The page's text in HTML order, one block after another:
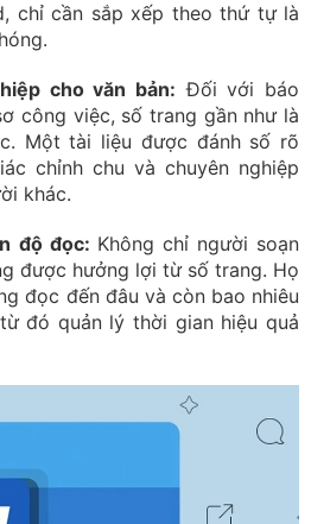
chỉ cần sắp xếp theo thứ tự là
cho văn bản: Đối với báo
công việc, số trang gần như là
Một tài liệu được đánh số rõ
chỉnh chu và chuyên nghiệp
khác.
độ đọc: Không chỉ người soạn
được hưởng lợi từ số trang. Họ
đọc đến đâu và còn bao nhiêu
đó quản lý thời gian hiệu quả